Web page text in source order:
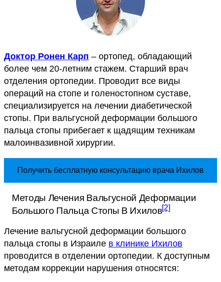
Доктор Ронен Карп – ортопед, обладающий
более чем 20-летним стажем. Старший врач
отделения ортопедии. Проводит все виды
операций на стопе и голеностопном суставе,
специализируется на лечении диабетической
стопы. При вальгусной деформации большого
пальца стопы прибегает к щадящим техникам
малоинвазивной хирургии.
Получить бесплатную консультацию врача Ихилов
Методы Лечения Вальгусной Деформации
Большого Пальца Стопы В Ихилов[2]
Лечение вальгусной деформации большого
пальца стопы в Израиле в клинике Ихилов
проводится в отделении ортопедии. К доступным
методам коррекции нарушения относятся: